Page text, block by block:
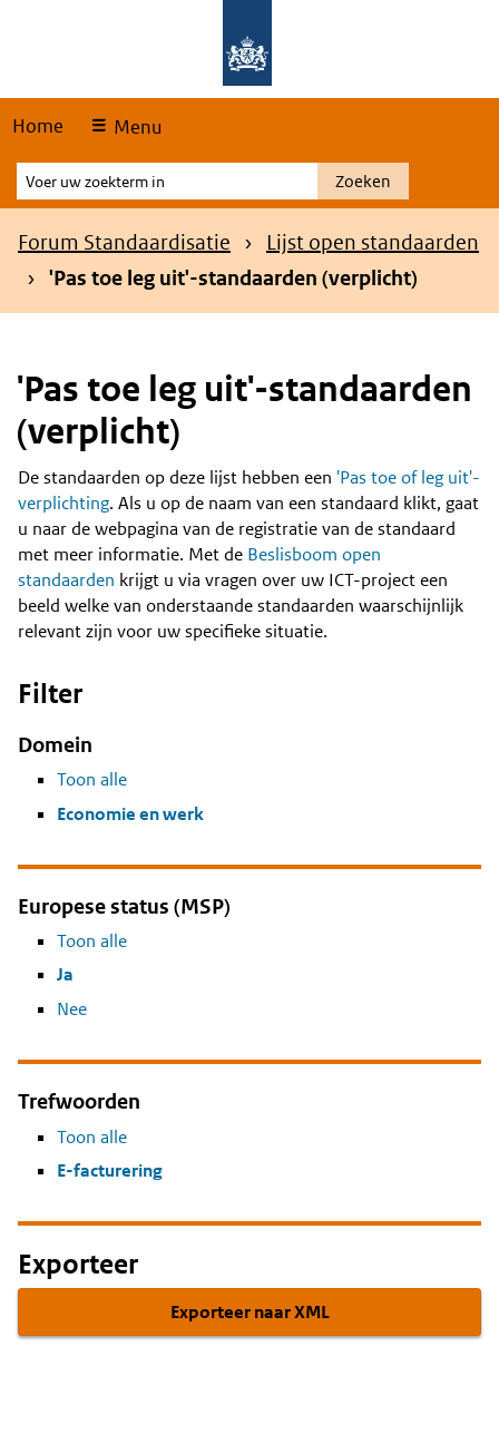
Home Menu
Voer
uw
zoekterm
Zoeken
Kruimelpad
Forum Standaardisatie
Lijst open standaarden
'Pas toe leg uit'-standaarden (verplicht)
'Pas toe leg uit'-standaarden
(verplicht)
Content
De standaarden op deze lijst hebben een 'Pas toe of leg uit'-
verplichting. Als u op de naam van een standaard klikt, gaat
u naar de webpagina van de registratie van de standaard
met meer informatie. Met de Beslisboom open
standaarden krijgt u via vragen over uw ICT-project een
beeld welke van onderstaande standaarden waarschijnlijk
relevant zijn voor uw specifieke situatie.
Filter
Domein
Toon alle
Economie en werk
Europese status (MSP)
Toon alle
Ja
Nee
Trefwoorden
Toon alle
E-facturering
Exporteer
Exporteer naar XML